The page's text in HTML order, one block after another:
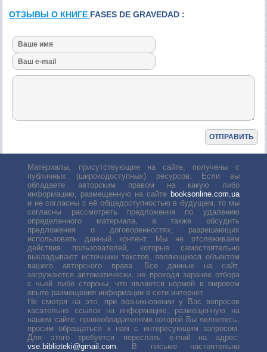
ОТЗЫВЫ О КНИГЕ FASES DE GRAVEDAD :
Материалы, присутствующие на сайте, получены с
публичных (широкодоступных) ресурсов. Если вы
обладаете авторским правом на какую либо
информацию, размещенную на сайте booksonline.com.ua
и не согласны с её общедоступностью в будущем, то мы
согласны рассмотреть предложения по удалению
определенного материала, а также обсудить
предложения о договоренностях, разрешающих
использовать данный контент. Мы не отслеживаем
действия пользователей, которые самостоятельно
выкладывают источники текстов, являющиеся объектом
вашего авторского права. Все данные на сайт,
загружаются автоматически, не проходя заранее отбора
с чьей либо стороны, что является нормой в мировом
опыте размещения информации в сети интернет.
Не смотря на это, при возникновении у Вас вопросов
касательно ссылок на информацию, размещенную на
нашем сайте, правообладателями которой Вы являетесь,
просим обращаться к нам с интересующим запросом.
Для этого требуется переслать е-mail на адрес:
vse.biblioteki@gmail.com. В письме настоятельно